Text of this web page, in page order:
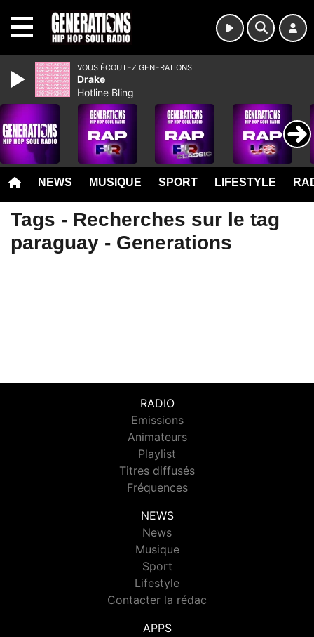
NEWS MUSIQUE SPORT LIFESTYLE
Tags - Recherches sur le tag
paraguay - Generations
RADIO
Emissions
Animateurs
Playlist
Titres diffusés
Fréquences
NEWS
News
Musique
Sport
Lifestyle
Contacter la rédac
APPS
VOUS ÉCOUTEZ GENERATIONS
Drake
Hotline Bling